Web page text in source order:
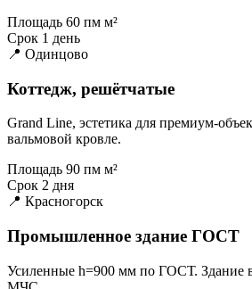
Площадь 60 пм м²
Срок 1 день
📍 Одинцово
Коттедж, решётчатые
Grand Line, эстетика для премиум-
вальмовой кровле.
Площадь 90 пм м²
Срок 2 дня
📍 Красногорск
Промышленное здание ГОСТ
Усиленные h=900 мм по ГОСТ. Здание